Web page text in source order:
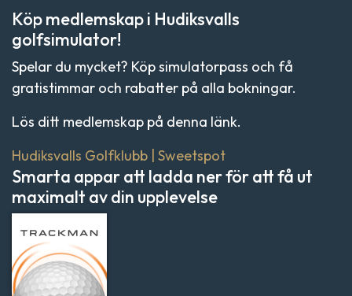
Köp medlemskap i Hudiksvalls
golfsimulator!
Spelar du mycket? Köp simulatorpass och få
gratistimmar och rabatter på alla bokningar.
Lös ditt medlemskap på denna länk.
Hudiksvalls Golfklubb | Sweetspot
Smarta appar att ladda ner för att få ut
maximalt av din upplevelse